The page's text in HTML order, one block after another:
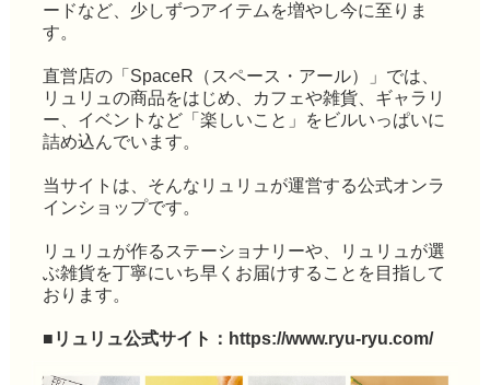
ードなど、少しずつアイテムを増やし今に至りま
す。
直営店の「SpaceR（スペース・アール）」では、
リュリュの商品をはじめ、カフェや雑貨、ギャラリ
ー、イベントなど「楽しいこと」をビルいっぱいに
詰め込んでいます。
当サイトは、そんなリュリュが運営する公式オンラ
インショップです。
リュリュが作るステーショナリーや、リュリュが選
ぶ雑貨を丁寧にいち早くお届けすることを目指して
おります。
■リュリュ公式サイト： https://www.ryu-ryu.com/